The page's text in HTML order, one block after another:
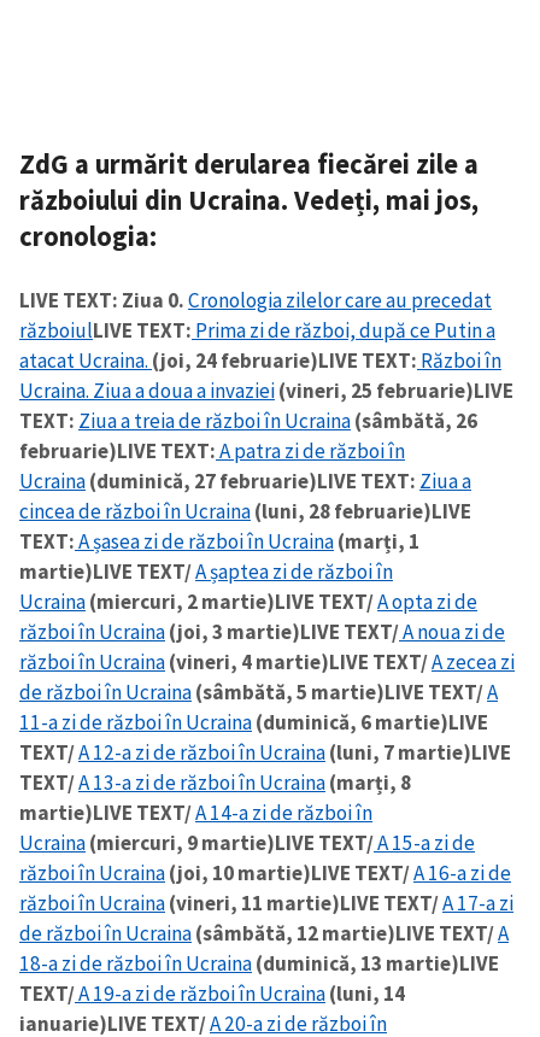
ZdG a urmărit derularea fiecărei zile a
războiului din Ucraina. Vedeți, mai jos,
cronologia:
LIVE TEXT: Ziua 0.Cronologia zilelor care au precedat
războiulLIVE TEXT: Prima zi de război, după ce Putin a
atacat Ucraina. (joi, 24 februarie)LIVE TEXT: Război în
Ucraina. Ziua a doua a invaziei(vineri, 25 februarie)LIVE
TEXT: Ziua a treia de război în Ucraina(sâmbătă, 26
februarie)LIVE TEXT:A patra zi de război în
Ucraina(duminică, 27 februarie)LIVE TEXT: Ziua a
cincea de război în Ucraina(luni, 28 februarie)LIVE
TEXT:A șasea zi de război în Ucraina(marți, 1
martie)LIVE TEXT/A șaptea zi de război în
Ucraina(miercuri, 2 martie)LIVE TEXT/A opta zi de
război în Ucraina(joi, 3 martie)LIVE TEXT/A noua zi de
război în Ucraina(vineri, 4 martie)LIVE TEXT/A zecea zi
de război în Ucraina(sâmbătă, 5 martie)LIVE TEXT/A
11-a zi de război în Ucraina(duminică, 6 martie)LIVE
TEXT/A 12-a zi de război în Ucraina(luni, 7 martie)LIVE
TEXT/A 13-a zi de război în Ucraina(marți, 8
martie)LIVE TEXT/A 14-a zi de război în
Ucraina(miercuri, 9 martie)LIVE TEXT/A 15-a zi de
război în Ucraina(joi, 10 martie)LIVE TEXT/A 16-a zi de
război în Ucraina(vineri, 11 martie)LIVE TEXT/A 17-a zi
de război în Ucraina(sâmbătă, 12 martie)LIVE TEXT/A
18-a zi de război în Ucraina(duminică, 13 martie)LIVE
TEXT/A 19-a zi de război în Ucraina(luni, 14
ianuarie)LIVE TEXT/A 20-a zi de război în